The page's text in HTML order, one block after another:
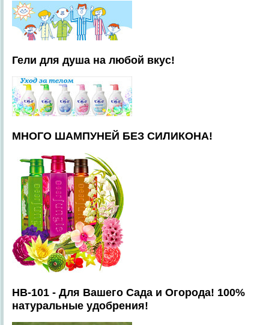
Гели для душа на любой вкус!
МНОГО ШАМПУНЕЙ БЕЗ СИЛИКОНА!
HB-101 - Для Вашего Сада и Огорода! 100%
натуральные удобрения!